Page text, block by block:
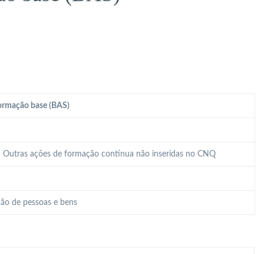
base (BAS)
Outras ações de formação contínua não inseridas no CNQ
de pessoas e bens